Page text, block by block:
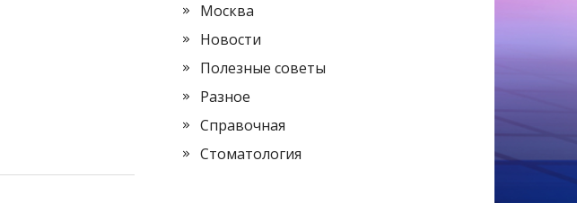
Москва
Новости
Полезные советы
Разное
Справочная
Стоматология